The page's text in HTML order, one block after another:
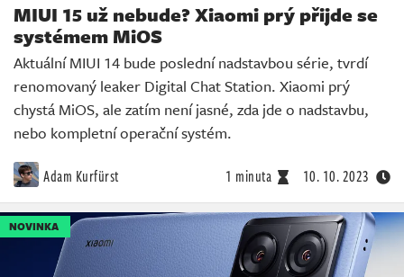
MIUI 15 už nebude? Xiaomi prý přijde se
systémem MiOS
Aktuální MIUI 14 bude poslední nadstavbou série, tvrdí
renomovaný leaker Digital Chat Station. Xiaomi prý
chystá MiOS, ale zatím není jasné, zda jde o nadstavbu,
nebo kompletní operační systém.
Adam Kurfürst 1 minuta 10. 10. 2023
NOVINKA